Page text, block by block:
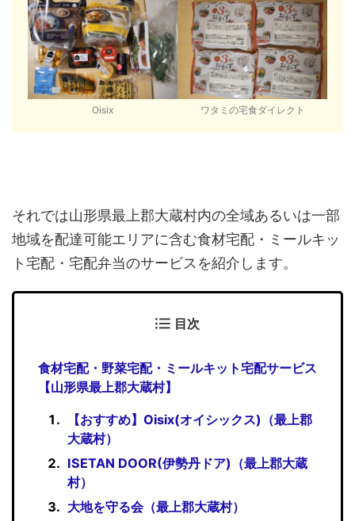
Oisix ワタミの宅食ダイレクト
それでは山形県最上郡大蔵村内の全域あるいは一部
地域を配達可能エリアに含む食材宅配・ミールキッ
ト宅配・宅配弁当のサービスを紹介します。
目次
食材宅配・野菜宅配・ミールキット宅配サービス
【山形県最上郡大蔵村】
【おすすめ】Oisix(オイシックス)（最上郡
大蔵村）
ISETAN DOOR(伊勢丹ドア)（最上郡大蔵
村）
大地を守る会（最上郡大蔵村）